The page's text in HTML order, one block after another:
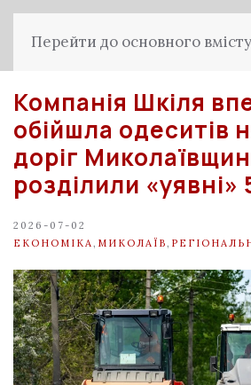
Перейти до основного вмісту
Компанія Шкіля
обійшла одеситів
доріг
розділили «уявні»
2026-07-02
ЕКОНОМІКА
МИКОЛАЇВ